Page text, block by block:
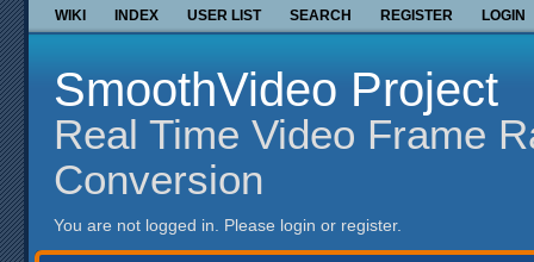
WIKI INDEX USER LIST SEARCH REGISTER LOGIN
SmoothVideo Project
Real Time Video Frame
Conversion
You are not logged in. Please login or register.